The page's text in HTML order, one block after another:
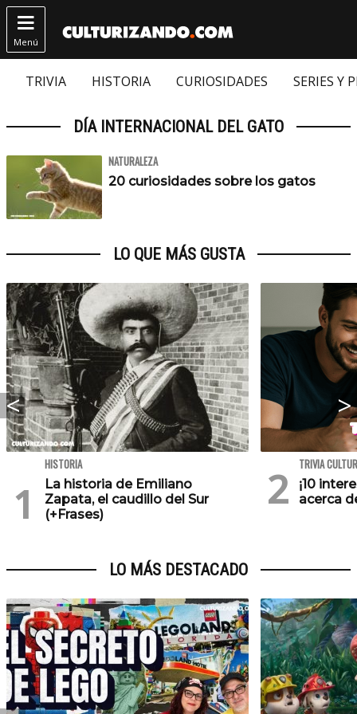

Menú
TRIVIA HISTORIA CURIOSIDADES SERIES Y
DÍA INTERNACIONAL DEL GATO
NATURALEZA
20 curiosidades sobre los gatos
LO QUE MÁS GUSTA
HISTORIA
La historia de Emiliano
Zapata, el caudillo del Sur
(+Frases)
TRIVIA
¡10
acerca
LO MÁS DESTACADO